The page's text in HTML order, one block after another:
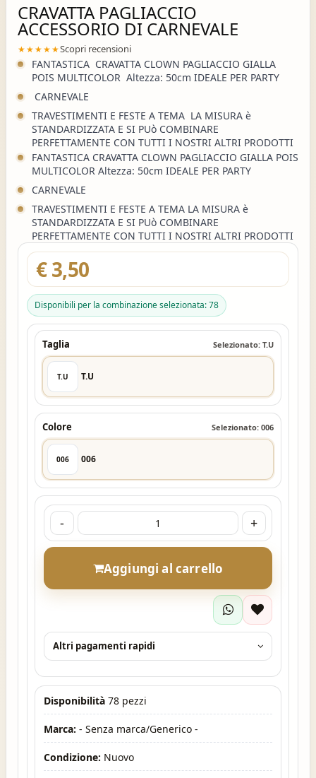
CRAVATTA PAGLIACCIO
ACCESSORIO DI CARNEVALE
★★★★★Scopri recensioni
FANTASTICA CRAVATTA CLOWN PAGLIACCIO GIALLA
POIS MULTICOLOR Altezza: 50cm IDEALE PER PARTY
CARNEVALE
TRAVESTIMENTI E FESTE A TEMA LA MISURA è
STANDARDIZZATA E SI PUò COMBINARE
PERFETTAMENTE CON TUTTI I NOSTRI ALTRI PRODOTTI
FANTASTICA CRAVATTA CLOWN PAGLIACCIO GIALLA POIS
MULTICOLOR Altezza: 50cm IDEALE PER PARTY
CARNEVALE
TRAVESTIMENTI E FESTE A TEMA LA MISURA è
STANDARDIZZATA E SI PUò COMBINARE
PERFETTAMENTE CON TUTTI I NOSTRI ALTRI PRODOTTI
€ 3,50
Disponibili per la combinazione selezionata: 78
Taglia Selezionato: T.U
T.U T.U
Colore Selezionato: 006
006 006
- +
Aggiungi al carrello
Altri pagamenti rapidi
Disponibilità 78 pezzi
Marca: - Senza marca/Generico -
Condizione: Nuovo